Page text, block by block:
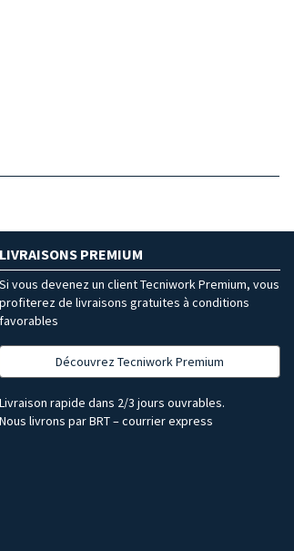
LIVRAISONS PREMIUM
Si vous devenez un client Tecniwork Premium, vous
profiterez de livraisons gratuites à conditions
favorables
Découvrez Tecniwork Premium
Livraison rapide dans 2/3 jours ouvrables.
Nous livrons par BRT – courrier express